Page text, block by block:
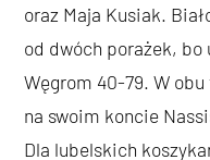
oraz Maja Kusiak.
od dwóch porażek, bo
Węgrom 40-79. W
na swoim koncie
Dla lubelskich